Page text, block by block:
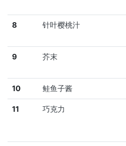
8 针叶樱桃汁
9 芥末
10 鲑鱼子酱
11 巧克力